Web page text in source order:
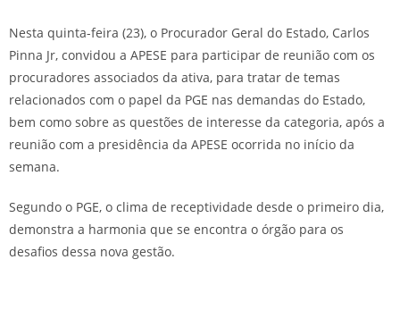
Nesta quinta-feira (23), o Procurador Geral do Estado, Carlos
Pinna Jr, convidou a APESE para participar de reunião com os
procuradores associados da ativa, para tratar de temas
relacionados com o papel da PGE nas demandas do Estado,
bem como sobre as questões de interesse da categoria, após a
reunião com a presidência da APESE ocorrida no início da
semana.
Segundo o PGE, o clima de receptividade desde o primeiro dia,
demonstra a harmonia que se encontra o órgão para os
desafios dessa nova gestão.